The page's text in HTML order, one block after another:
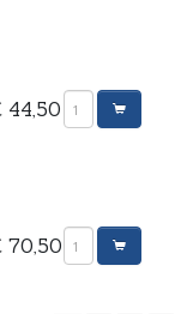
44,50
70,50